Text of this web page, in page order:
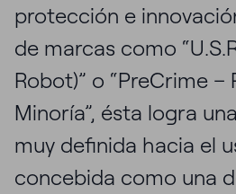
protección e
de marcas como
Robot)” o “PreCrime –
Minoría”, ésta logra
muy definida hacia el
concebida como una